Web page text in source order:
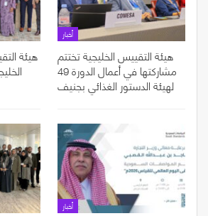
هيئة
أخبار
هيئة التقييس الخليجية تختتم
مشاركتها في أعمال الدورة 49
لهيئة الدستور الغذائي بجنيف
أخبار